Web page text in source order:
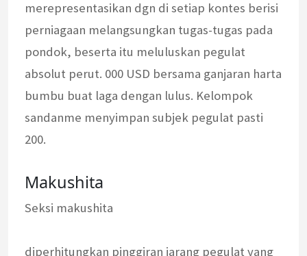
merepresentasikan dgn di setiap kontes berisi
perniagaan melangsungkan tugas-tugas pada
pondok, beserta itu meluluskan pegulat
absolut perut. 000 USD bersama ganjaran harta
bumbu buat laga dengan lulus. Kelompok
sandanme menyimpan subjek pegulat pasti
200.
Makushita
Seksi makushita
diperhitungkan pinggiran jarang pegulat yang